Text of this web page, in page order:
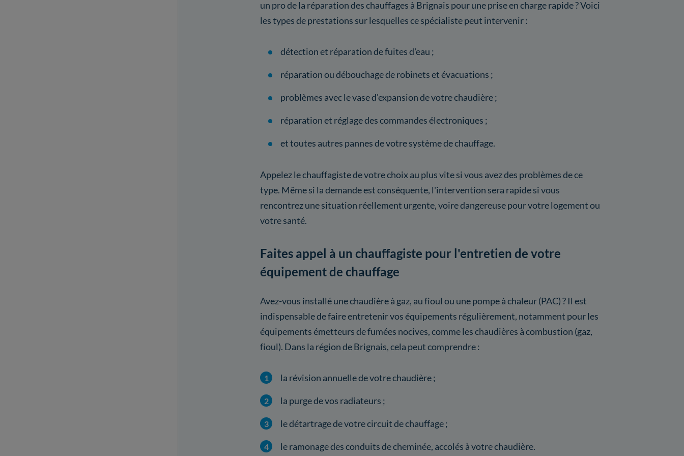
un pro de la réparation des chauffages à Brignais pour une prise en charge rapide ? Voici
les types de prestations sur lesquelles ce spécialiste peut intervenir :
détection et réparation de fuites d'eau ;
réparation ou débouchage de robinets et évacuations ;
problèmes avec le vase d'expansion de votre chaudière ;
réparation et réglage des commandes électroniques ;
et toutes autres pannes de votre système de chauffage.
Appelez le chauffagiste de votre choix au plus vite si vous avez des problèmes de ce
type. Même si la demande est conséquente, l'intervention sera rapide si vous
rencontrez une situation réellement urgente, voire dangereuse pour votre logement ou
votre santé.
Faites appel à un chauffagiste pour l'entretien de votre
équipement de chauffage
Avez-vous installé une chaudière à gaz, au fioul ou une pompe à chaleur (PAC) ? Il est
indispensable de faire entretenir vos équipements régulièrement, notamment pour les
équipements émetteurs de fumées nocives, comme les chaudières à combustion (gaz,
fioul). Dans la région de Brignais, cela peut comprendre :
la révision annuelle de votre chaudière ;
la purge de vos radiateurs ;
le détartrage de votre circuit de chauffage ;
le ramonage des conduits de cheminée, accolés à votre chaudière.